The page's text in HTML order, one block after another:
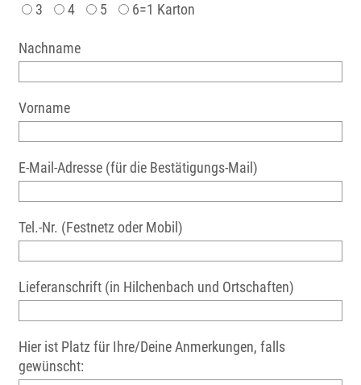
3
4 5 6=1 Karton
Nachname
Vorname
E-Mail-Adresse (für die Bestätigungs-Mail)
Tel.-Nr. (Festnetz oder Mobil)
Lieferanschrift (in Hilchenbach und Ortschaften)
Hier ist Platz für Ihre/Deine Anmerkungen, falls
gewünscht: